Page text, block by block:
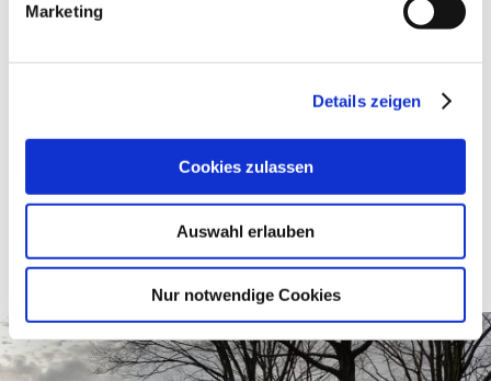
Marketing
Details zeigen
Cookies zulassen
Auswahl erlauben
Nur notwendige Cookies